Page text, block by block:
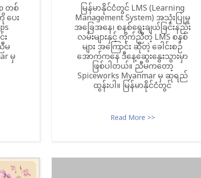
တစ်
ေး
မ
မှ
မြန်မာနိုင်ငံတွင် LMS (Learning
Management System) အသုံးပြုမှု
အခြေအနေ၊ စနစ်ရွေးချယ်ခြင်းနည်း
လမ်းများနှင့် ကိုက်ညီတဲ့ LMS စနစ်
များ အကြောင်း ဆိုတဲ့ ခေါင်းစဉ်
အောက်ကနေ ဒီနေ့ဆွေးနွေးသွားမှာ
ဖြစ်ပါတယ်။ ညီမကတော့
Spiceworks Myanmar မှ ဆုရည်
ထွန်းပါ။ မြန်မာနိုင်ငံတွင်
Read More >>